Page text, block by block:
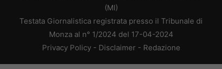
(MI)
Testata Giornalistica registrata presso il Tribunale di
Monza al n° 1/2024 del 17-04-2024
Privacy Policy- Disclaimer - Redazione